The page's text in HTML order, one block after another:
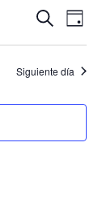
de
y
vistas
Buscar
de
de
Día
Siguiente día